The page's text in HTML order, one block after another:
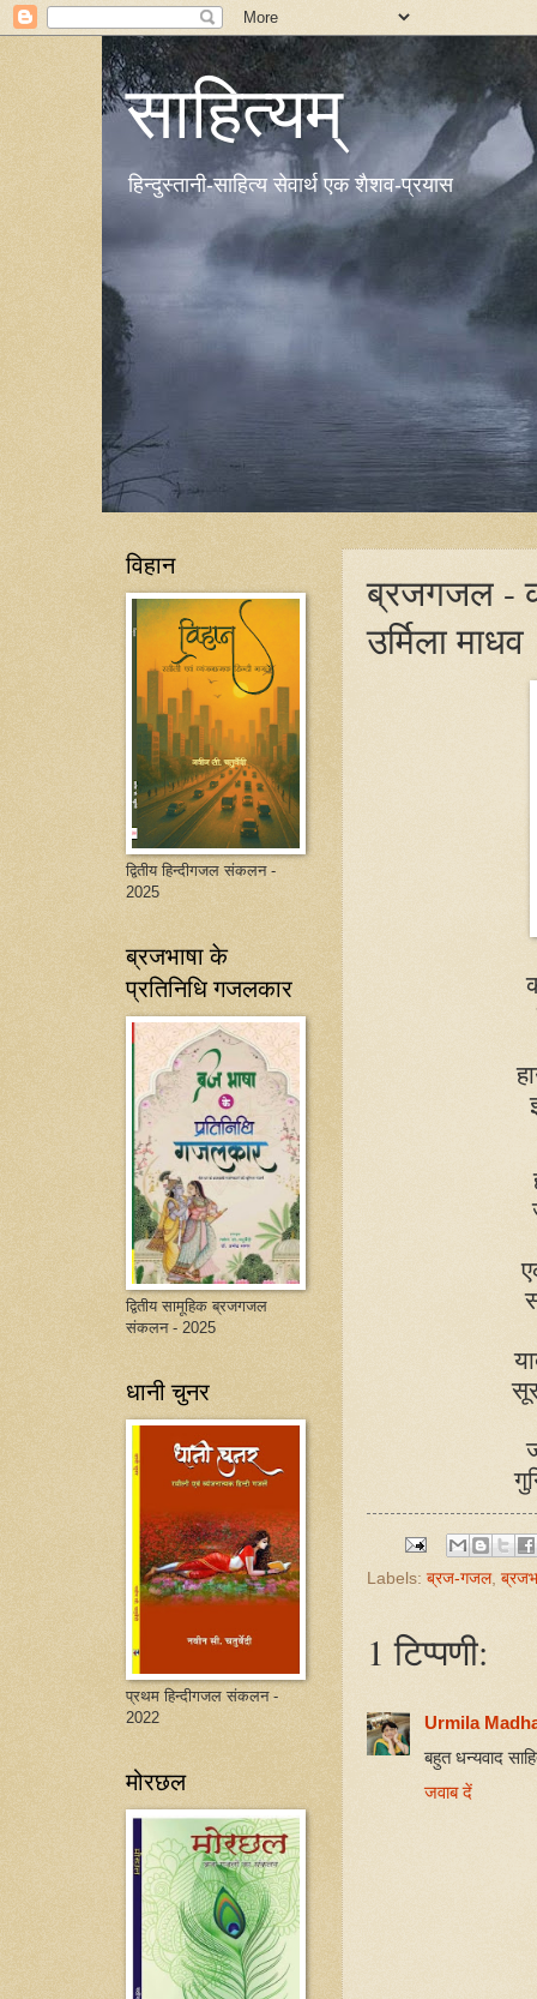
साहित्यम्
हिन्दुस्तानी-साहित्य सेवार्थ एक शैशव-प्रयास
ब्रजगजल -
उर्मिला माधव
Labels:ब्रज-गजल,
1 टिप्पणी:
Urmila
बहुत धन्यवाद
जवाब दें
विहान
द्वितीय हिन्दीगजल संकलन -
2025
ब्रजभाषा के
प्रतिनिधि गजलकार
द्वितीय सामूहिक ब्रजगजल
संकलन - 2025
धानी चुनर
प्रथम हिन्दीगजल संकलन -
2022
मोरछल